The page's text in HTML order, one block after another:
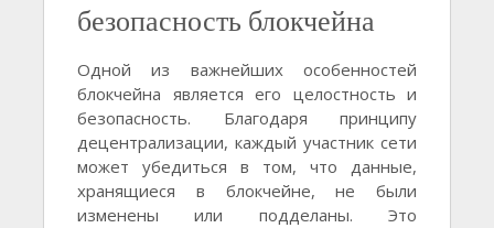
безопасность блокчейна
Одной из важнейших особенностей
блокчейна является его целостность и
безопасность. Благодаря принципу
децентрализации, каждый участник сети
может убедиться в том, что данные,
хранящиеся в блокчейне, не были
изменены или подделаны. Это